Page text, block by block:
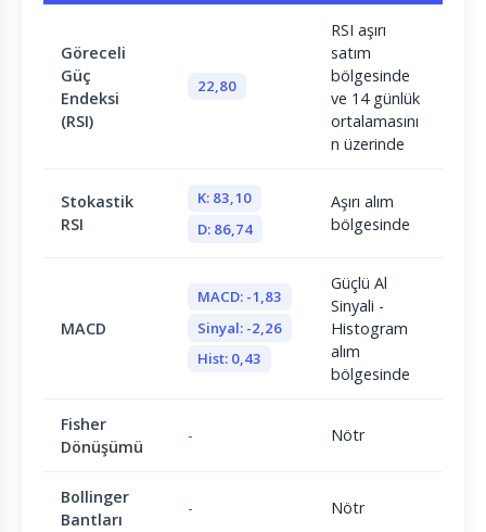
Göreceli
Güç
Endeksi
(RSI)
22,80
RSI aşırı
satım
bölgesinde
ve 14 günlük
ortalamasını
n üzerinde
Stokastik
RSI
K: 83,10
D: 86,74
Aşırı alım
bölgesinde
MACD
MACD: -1,83
Sinyal: -2,26
Hist: 0,43
Güçlü Al
Sinyali -
Histogram
alım
bölgesinde
Fisher
Dönüşümü
- Nötr
Bollinger
Bantları
- Nötr